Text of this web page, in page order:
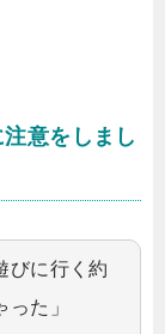
意をしまし
びに行く約
た」